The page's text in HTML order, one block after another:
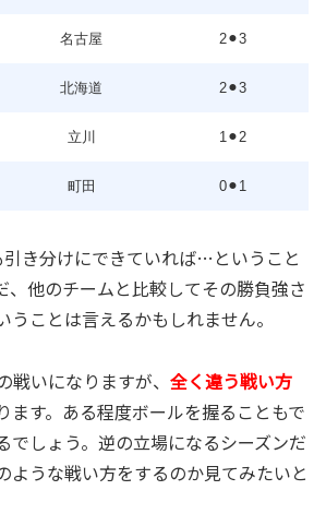
名古屋 2⚫︎3
北海道 2⚫︎3
立川 1⚫︎2
町田 0⚫︎1
引き分けにできていれば…ということ
、他のチームと比較してその勝負強さ
ことは言えるかもしれません。
戦いになりますが、 全く違う戦い方
ます。ある程度ボールを握ることもで
でしょう。逆の立場になるシーズンだ
ような戦い方をするのか見てみたいと